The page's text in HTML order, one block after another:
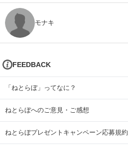
モナキ
FEEDBACK
「ねとらぼ」ってなに？
ねとらぼへのご意見・ご感想
ねとらぼプレゼントキャンペーン応募規約